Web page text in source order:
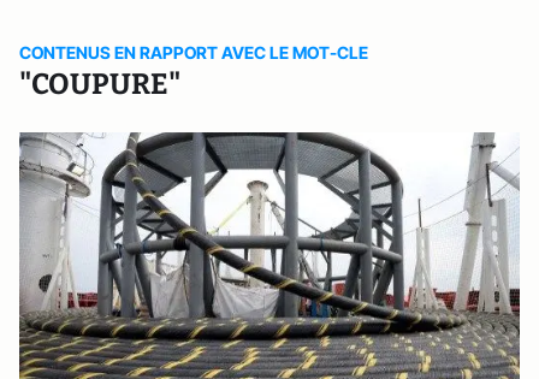
CONTENUS EN RAPPORT AVEC LE MOT-CLE
"COUPURE"